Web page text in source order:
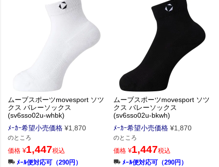
ムーブスポーツmovesport ソツ
クス バレーソックス
(sv6sso02u-whbk)
ﾒｰｶｰ希望小売価格 ¥1,870
のところ
価格 ¥1,447税込
ﾒｰﾙ便対応可（290円）
ムーブスポーツmovesport ソツ
クス バレーソックス
(sv6sso02u-bkwh)
ﾒｰｶｰ希望小売価格 ¥1,870
のところ
価格 ¥1,447税込
ﾒｰﾙ便対応可（290円）